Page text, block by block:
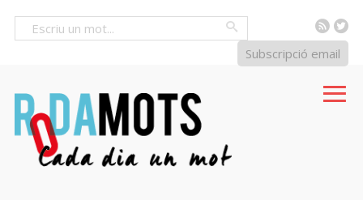
RSS
Subscripció email